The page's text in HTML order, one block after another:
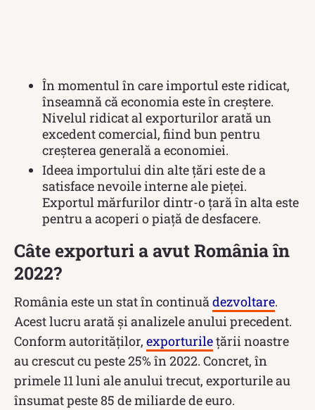
În momentul în care importul este ridicat,
înseamnă că economia este în creștere.
Nivelul ridicat al exporturilor arată un
excedent comercial, fiind bun pentru
creșterea generală a economiei.
Ideea importului din alte țări este de a
satisface nevoile interne ale pieței.
Exportul mărfurilor dintr-o țară în alta este
pentru a acoperi o piață de desfacere.
Câte exporturi a avut România în
2022?
România este un stat în continuădezvoltare.
Acest lucru arată și analizele anului precedent.
Conform autorităților, exporturilețării noastre
au crescut cu peste 25% în 2022. Concret, în
primele 11 luni ale anului trecut, exporturile au
însumat peste 85 de miliarde de euro.